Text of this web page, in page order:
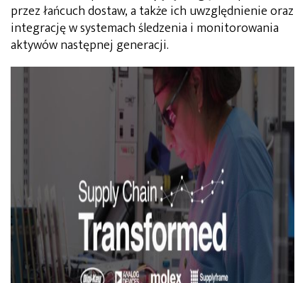
przez łańcuch dostaw, a także ich uwzględnienie oraz
integrację w systemach śledzenia i monitorowania
aktywów następnej generacji.